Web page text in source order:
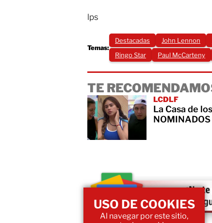
lps
Temas:
Destacadas John Lennon
Ringo Star
Paul McCarteny
TE
LCDLF
La Casa de
USO DE COOKIES
Al navegar por este sitio,